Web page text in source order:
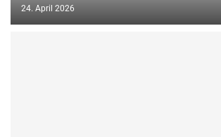
24. April 2026